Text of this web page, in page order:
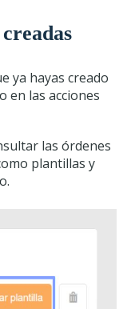
ya hayas creado
en las acciones
las órdenes
plantillas y